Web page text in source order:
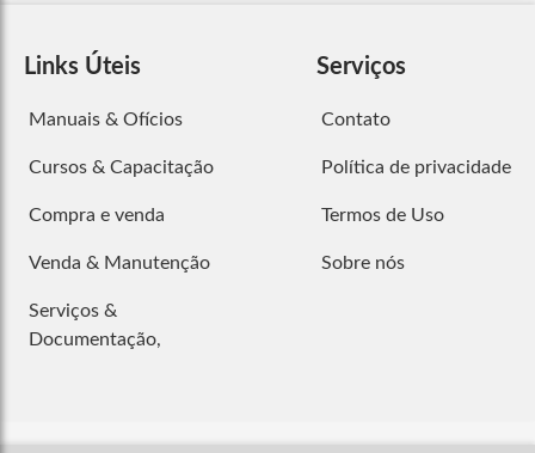
Links Úteis
Manuais & Ofícios
Cursos & Capacitação
Compra e venda
Venda & Manutenção
Serviços &
Documentação,
Serviços
Contato
Política de privacidade
Termos de Uso
Sobre nós